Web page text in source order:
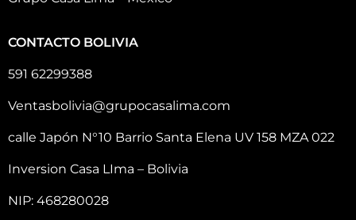
CONTACTO BOLIVIA
591 62299388
Ventasbolivia@grupocasalima.com
calle Japón N°10 Barrio Santa Elena UV 158 MZA 022
Inversion Casa LIma – Bolivia
NIP: 468280028